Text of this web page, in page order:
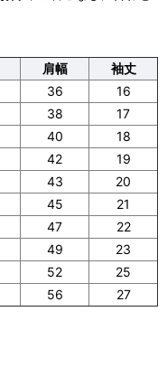
肩幅
袖丈
36
16
38
17
40
18
42
19
43
20
45
21
47
22
49
23
52
25
56 27